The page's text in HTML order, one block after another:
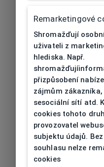
Remarketingové
Shromažďují
uživateli z
hlediska. Např.
přizpůsobení
zájmům zákazníka,
sesociální sítí atd.
cookies tohoto
provozovatel
subjektu údajů.
souhlasu nelze
cookies